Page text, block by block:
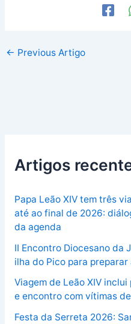
← Previous Artigo
Artigos
Papa Leão XIV tem três
até ao final de 2026:
da agenda
II Encontro Diocesano da
ilha do Pico para preparar
Viagem de Leão XIV
e encontro com vítimas
Festa da Serreta 2026: